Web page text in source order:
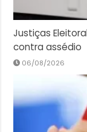
Justiças
contra assédio
06/08/2026